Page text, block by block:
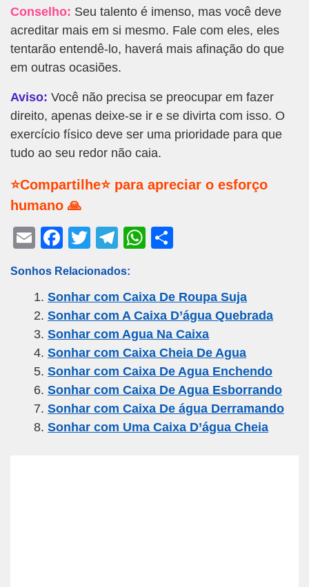
Conselho: Seu talento é imenso, mas você deve
acreditar mais em si mesmo. Fale com eles, eles
tentarão entendê-lo, haverá mais afinação do que
em outras ocasiões.
Aviso: Você não precisa se preocupar em fazer
direito, apenas deixe-se ir e se divirta com isso. O
exercício físico deve ser uma prioridade para que
tudo ao seu redor não caia.
⭐Compartilhe⭐ para apreciar o esforço
humano 🙏
E
ail
F
c
e
b
o
o
k
T
tt
er
T
e
gr
a
m
W
s
A
p
p
e
Sonhos Relacionados:
Sonhar com Caixa De Roupa Suja
Sonhar com A Caixa D’água Quebrada
Sonhar com Agua Na Caixa
Sonhar com Caixa Cheia De Agua
Sonhar com Caixa De Agua Enchendo
Sonhar com Caixa De Agua Esborrando
Sonhar com Caixa De água Derramando
Sonhar com Uma Caixa D’água Cheia